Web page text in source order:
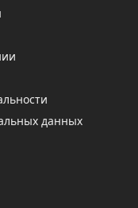
данных